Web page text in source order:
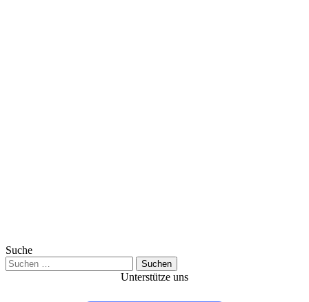
Suche
Suchen
nach:
Unterstütze uns